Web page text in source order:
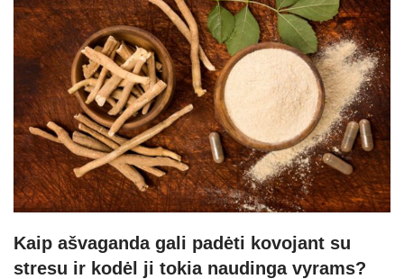
Kaip ašvaganda gali padėti kovojant su
stresu ir kodėl ji tokia naudinga vyrams?